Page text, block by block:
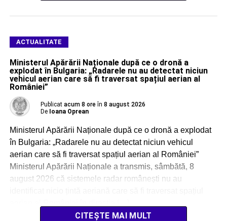
ACTUALITATE
Ministerul Apărării Naționale după ce o dronă a
explodat în Bulgaria: „Radarele nu au detectat niciun
vehicul aerian care să fi traversat spațiul aerian al
României”
Publicat acum 8 ore în 8 august 2026
De Ioana Oprean
Ministerul Apărării Naționale după ce o dronă a explodat
în Bulgaria: „Radarele nu au detectat niciun vehicul
aerian care să fi traversat spațiul aerian al României”
Ministerul Apărării Naționale a transmis, sâmbătă, 8
august 2026 că sistemele radar românești nu au
CITEȘTE MAI MULT